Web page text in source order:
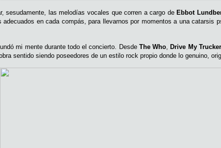
sesudamente, las melodías vocales que corren a cargo de Ebbot
en cada compás, para llevarnos por momentos a una
mi mente durante todo el concierto. Desde The Who Drive My
sentido siendo poseedores de un estilo rock propio donde lo genuino,